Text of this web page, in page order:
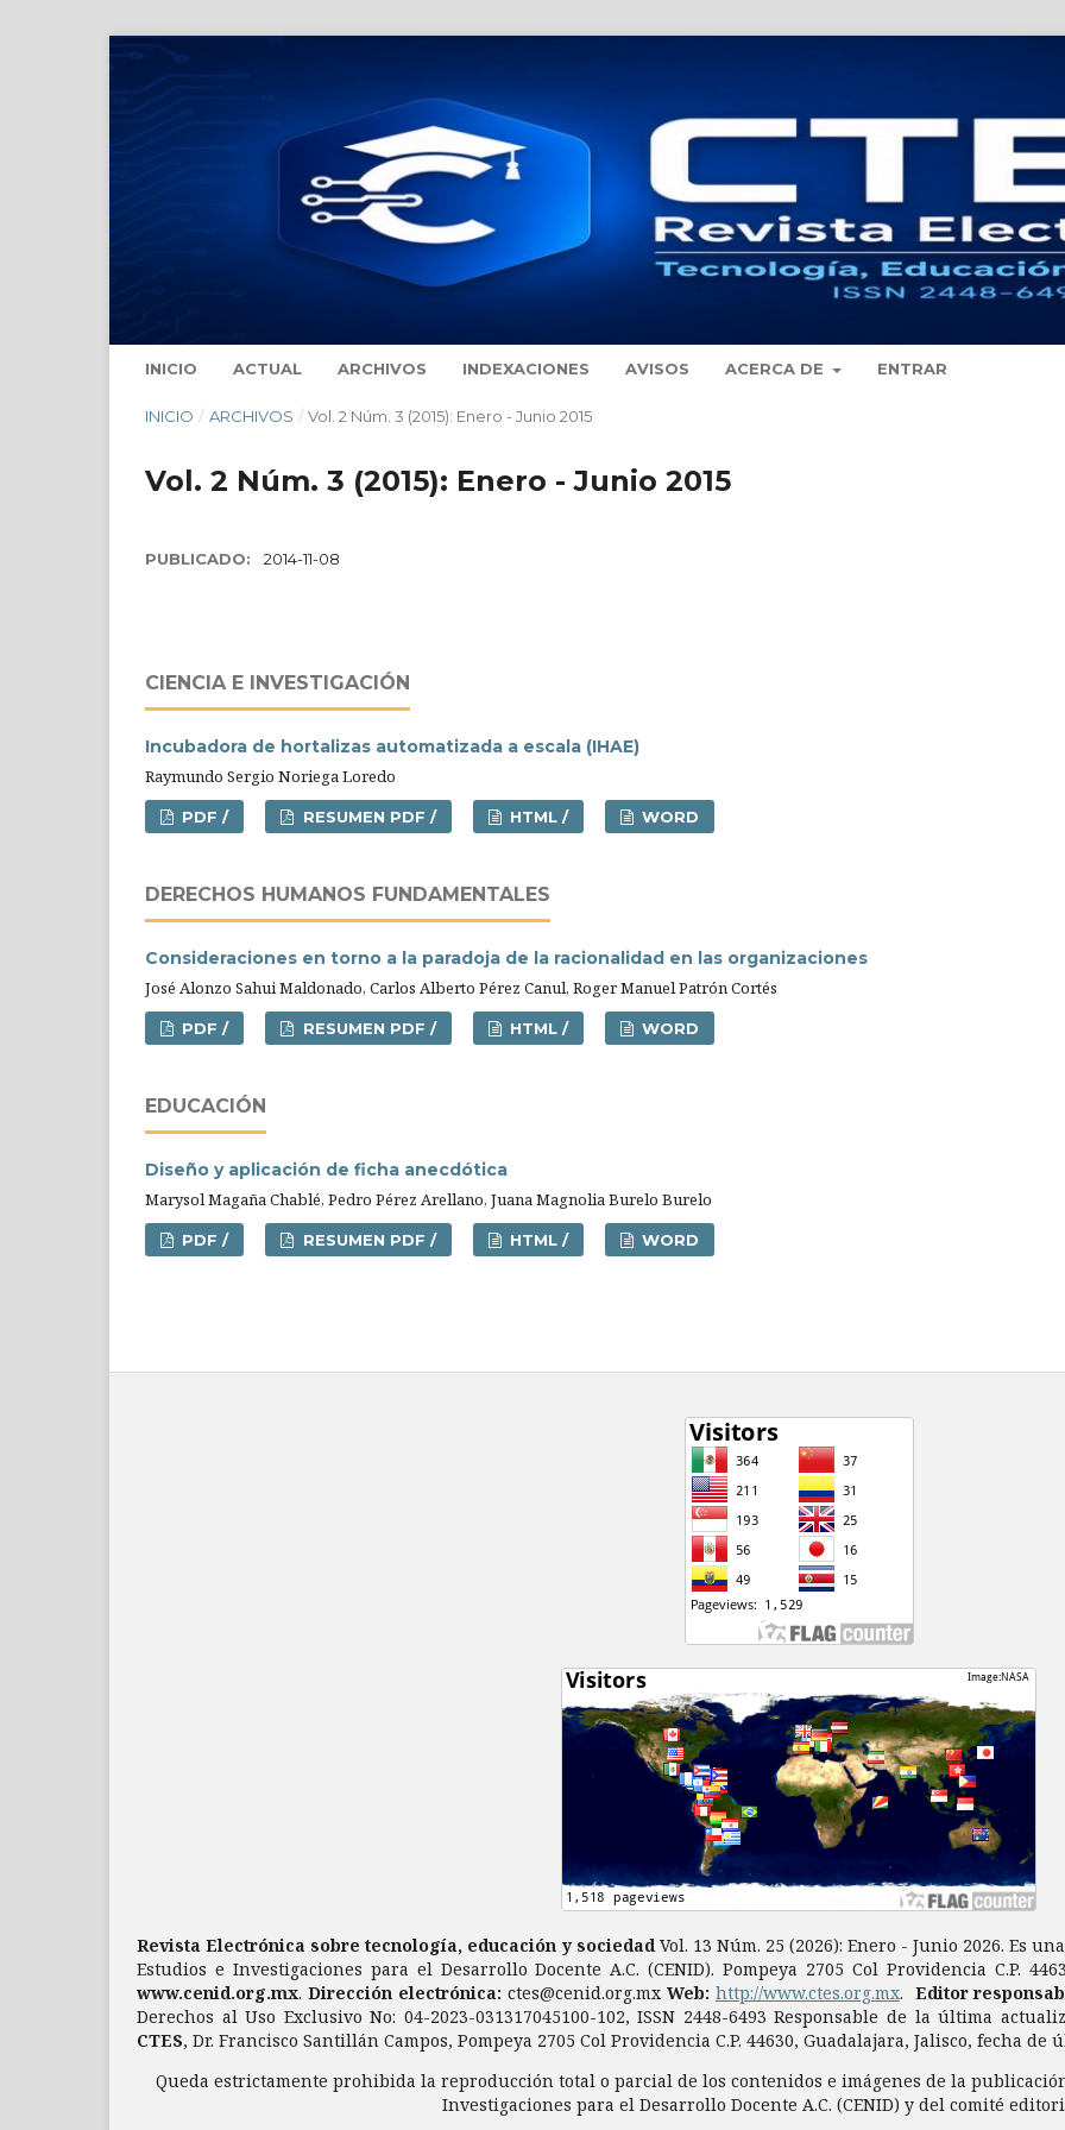
INICIO ACTUAL ARCHIVOS INDEXACIONES AVISOS ACERCA DE ENTRAR
INICIO / ARCHIVOS / Vol. 2 Núm. 3 (2015): Enero - Junio 2015
Vol. 2 Núm. 3 (2015): Enero - Junio 2015
PUBLICADO: 2014-11-08
CIENCIA E INVESTIGACIÓN
Incubadora de hortalizas automatizada a escala (IHAE)
Raymundo Sergio Noriega Loredo
PDF / RESUMEN PDF / HTML / WORD
DERECHOS HUMANOS FUNDAMENTALES
Consideraciones en torno a la paradoja de la racionalidad en las organizaciones
José Alonzo Sahui Maldonado, Carlos Alberto Pérez Canul, Roger Manuel Patrón Cortés
PDF / RESUMEN PDF / HTML / WORD
EDUCACIÓN
Diseño y aplicación de ficha anecdótica
Marysol Magaña Chablé, Pedro Pérez Arellano, Juana Magnolia Burelo Burelo
PDF / RESUMEN PDF / HTML / WORD
Revista Electrónica sobre tecnología, educación y sociedadVol. 13 Núm. 25 (2026): Enero - Junio 2026. Es
Estudios e Investigaciones para el Desarrollo Docente A.C. (CENID). Pompeya 2705 Col Providencia C.P.
www.cenid.org.mx.Dirección electrónica: ctes@cenid.org.mx Web: http://www.ctes.org.mx. Editor
Derechos al Uso Exclusivo No: 04-2023-031317045100-102, ISSN 2448-6493 Responsable de la última
CTES, Dr. Francisco Santillán Campos, Pompeya 2705 Col Providencia C.P. 44630, Guadalajara, Jalisco, fecha
Queda estrictamente prohibida la reproducción total o parcial de los contenidos e imágenes de la
Investigaciones para el Desarrollo Docente A.C. (CENID) y del comité